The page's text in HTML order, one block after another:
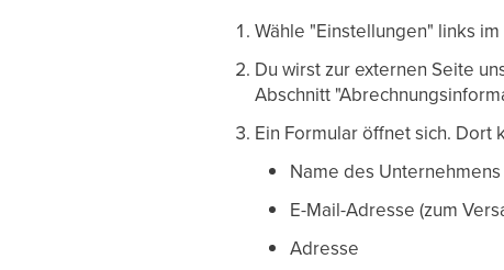
Wähle "Einstellungen" links
Du wirst zur externen Seite
Abschnitt
Ein Formular öffnet sich. Dort
Name des Unternehmens
E-Mail-Adresse (zum
Adresse